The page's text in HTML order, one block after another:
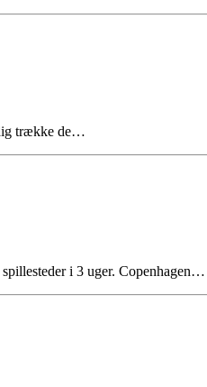
trække de…
i 3 uger. Copenhagen…